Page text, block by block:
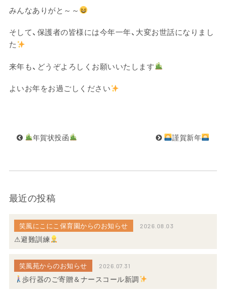
みんなありがと～～
そして、保護者の皆様には今年一年、大変お世話になりまし
た
来年も、どうぞよろしくお願いいたします
よいお年をお過ごしください
年賀状投函 謹賀新年
最近の投稿
笑風にこにこ保育園からのお知らせ 2026.08.03
⚠避難訓練
笑風苑からのお知らせ 2026.07.31
歩行器のご寄贈＆ナースコール新調